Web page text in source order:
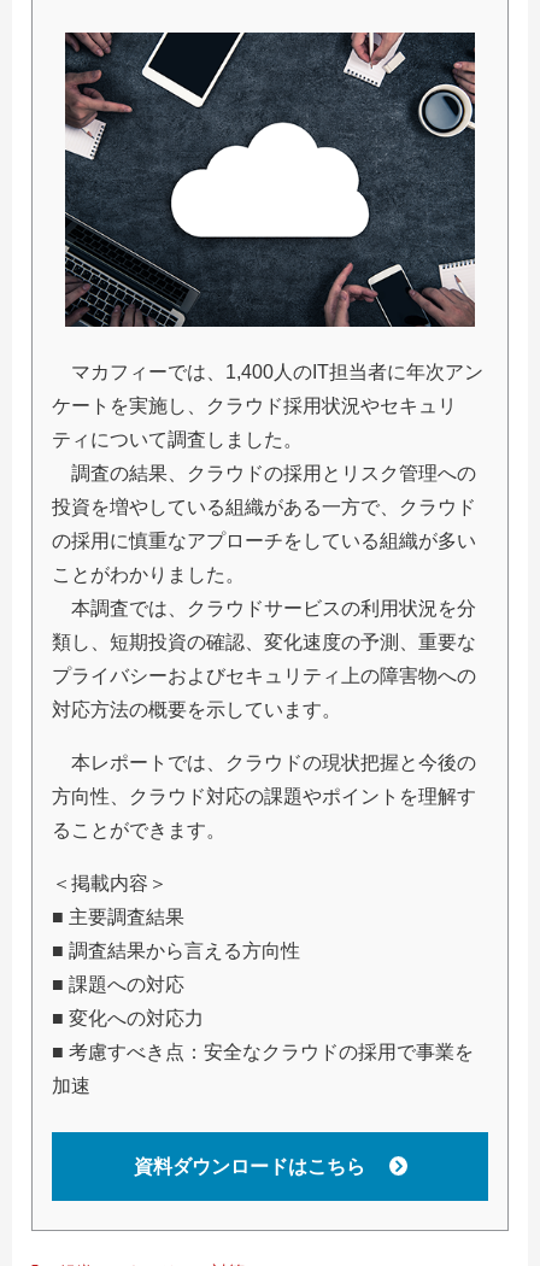
マカフィーでは、1,400人のIT担当者に年次アン
ケートを実施し、クラウド採用状況やセキュリ
ティについて調査しました。
調査の結果、クラウドの採用とリスク管理への
投資を増やしている組織がある一方で、クラウド
の採用に慎重なアプローチをしている組織が多い
ことがわかりました。
本調査では、クラウドサービスの利用状況を分
類し、短期投資の確認、変化速度の予測、重要な
プライバシーおよびセキュリティ上の障害物への
対応方法の概要を示しています。
本レポートでは、クラウドの現状把握と今後の
方向性、クラウド対応の課題やポイントを理解す
ることができます。
＜掲載内容＞
■ 主要調査結果
■ 調査結果から言える方向性
■ 課題への対応
■ 変化への対応力
■ 考慮すべき点：安全なクラウドの採用で事業を
加速
資料ダウンロードはこちら